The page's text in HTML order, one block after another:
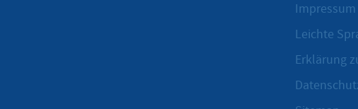
Impressum
Leichte
Erklärung